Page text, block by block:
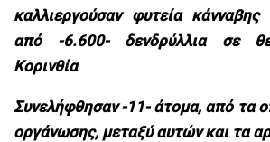
καλλιεργούσαν φυτεία
από -6.600- δενδρύλλια σε
Κορινθία
Συνελήφθησαν -11- άτομα, από τα
οργάνωσης, μεταξύ αυτών και τα